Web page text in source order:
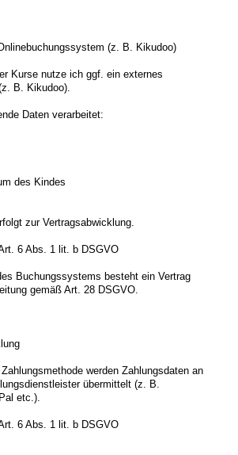
(z. B. Kikudoo)
Kurse nutze ich ggf. ein externes
B. Kikudoo).
Daten verarbeitet:
des Kindes
zur Vertragsabwicklung.
6 Abs. 1 lit. b DSGVO
Buchungssystems besteht ein Vertrag
gemäß Art. 28 DSGVO.
werden Zahlungsdaten an
übermittelt (z. B.
etc.).
6 Abs. 1 lit. b DSGVO